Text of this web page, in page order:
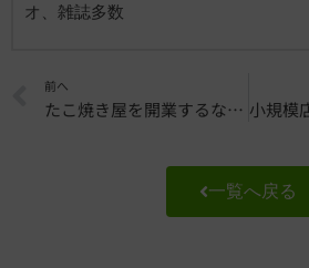
オ、雑誌多数
Prev
前へ
たこ焼き屋を開業するならたこ焼き教室へ
一覧へ戻る